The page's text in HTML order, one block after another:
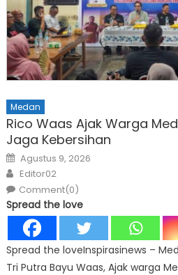
Medan
Rico Waas Ajak Warga
Jaga Kebersihan
Posted
on
Agustus 9, 2026
Author
Editor02
Comment(0)
Spread the love
Spread the loveInspirasinews –
Tri Putra Bayu Waas, Ajak warga